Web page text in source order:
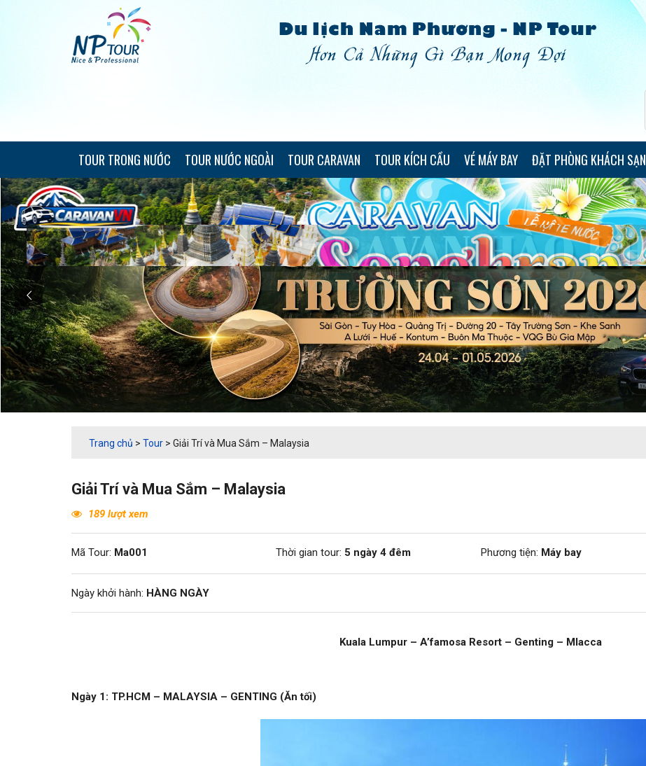
TOUR TRONG NƯỚC TOUR NƯỚC NGOÀI TOUR CARAVAN TOUR KÍCH CẦU VÉ MÁY BAY ĐẶT PHÒNG KHÁCH SẠN
Trang chủ > Tour > Giải Trí và Mua Sắm – Malaysia
Giải Trí và Mua Sắm – Malaysia
189 lượt xem
Mã Tour: Ma001 Thời gian tour: 5 ngày 4 đêm Phương tiện: Máy bay
Ngày khởi hành: HÀNG NGÀY
Kuala Lumpur – A’famosa Resort – Genting – Mlacca
Ngày 1: TP.HCM – MALAYSIA – GENTING (Ăn tối)